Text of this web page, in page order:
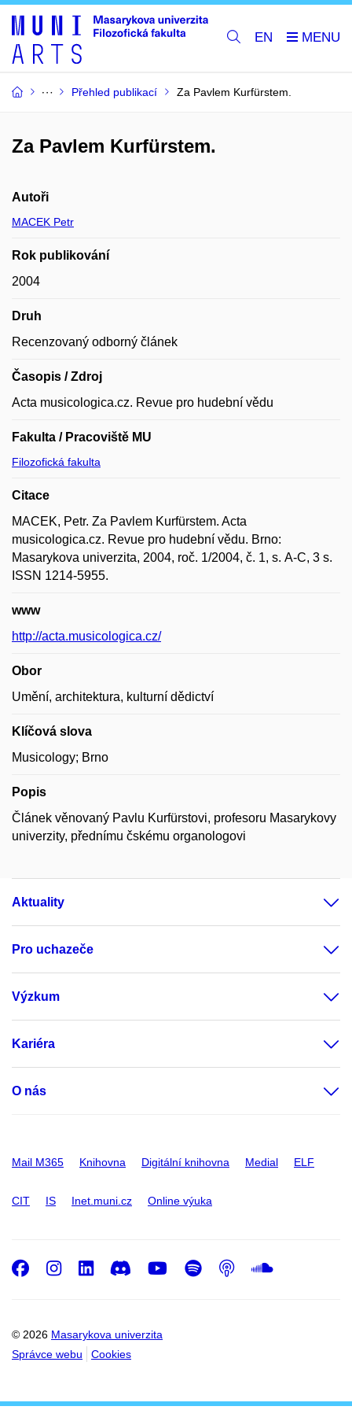
EN
Přehled publikací Za Pavlem Kurfürstem.
Za Pavlem Kurfürstem.
Autoři
MACEK Petr
Rok publikování
2004
Druh
Recenzovaný odborný článek
Časopis / Zdroj
Acta musicologica.cz. Revue pro hudební vědu
Fakulta / Pracoviště MU
Filozofická fakulta
Citace
MACEK, Petr. Za Pavlem Kurfürstem. Acta
musicologica.cz. Revue pro hudební vědu. Brno:
Masarykova univerzita, 2004, roč. 1/2004, č. 1, s. A-C, 3 s.
ISSN 1214-5955.
www
http://acta.musicologica.cz/
Obor
Umění, architektura, kulturní dědictví
Klíčová slova
Musicology; Brno
Popis
Článek věnovaný Pavlu Kurfürstovi, profesoru Masarykovy
univerzity, přednímu čskému organologovi
Aktuality
Pro uchazeče
Výzkum
Kariéra
O nás
Mail M365 Knihovna Digitální knihovna Medial ELF
CIT IS Inet.muni.cz Online výuka
© 2026 Masarykova univerzita
Správce webu
Cookies
Facebook
Instagram
LinkedIn
DiscordYoutube
Spotify
Podcast